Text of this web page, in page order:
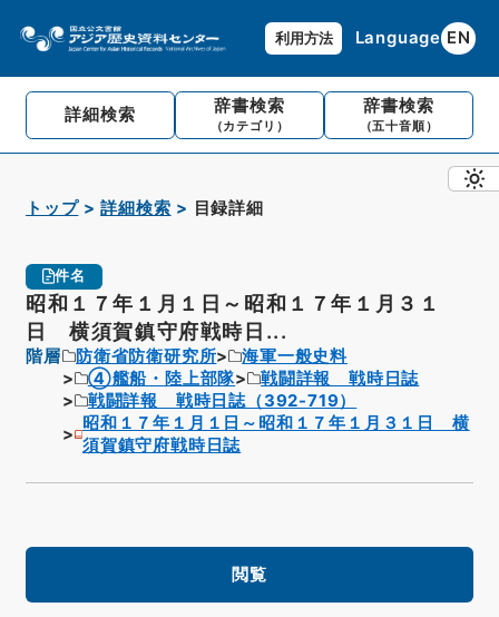
利用方法 Language EN
詳細検索 辞書検索
（カテゴリ）
辞書検索
（五十音順）
トップ 詳細検索 目録詳細
件名
昭和１７年１月１日～昭和１７年１月３１
日 横須賀鎮守府戦時日...
階層 防衛省防衛研究所
海軍一般史料
④艦船・陸上部隊
戦闘詳報 戦時日誌
戦闘詳報 戦時日誌（392-719）
昭和１７年１月１日～昭和１７年１月３１日 横
須賀鎮守府戦時日誌
閲覧